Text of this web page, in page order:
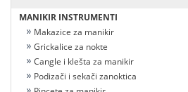
MANIKIR INSTRUMENTI
Makazice za manikir
Grickalice za nokte
Cangle i klešta za manikir
Podizači i sekači zanoktica